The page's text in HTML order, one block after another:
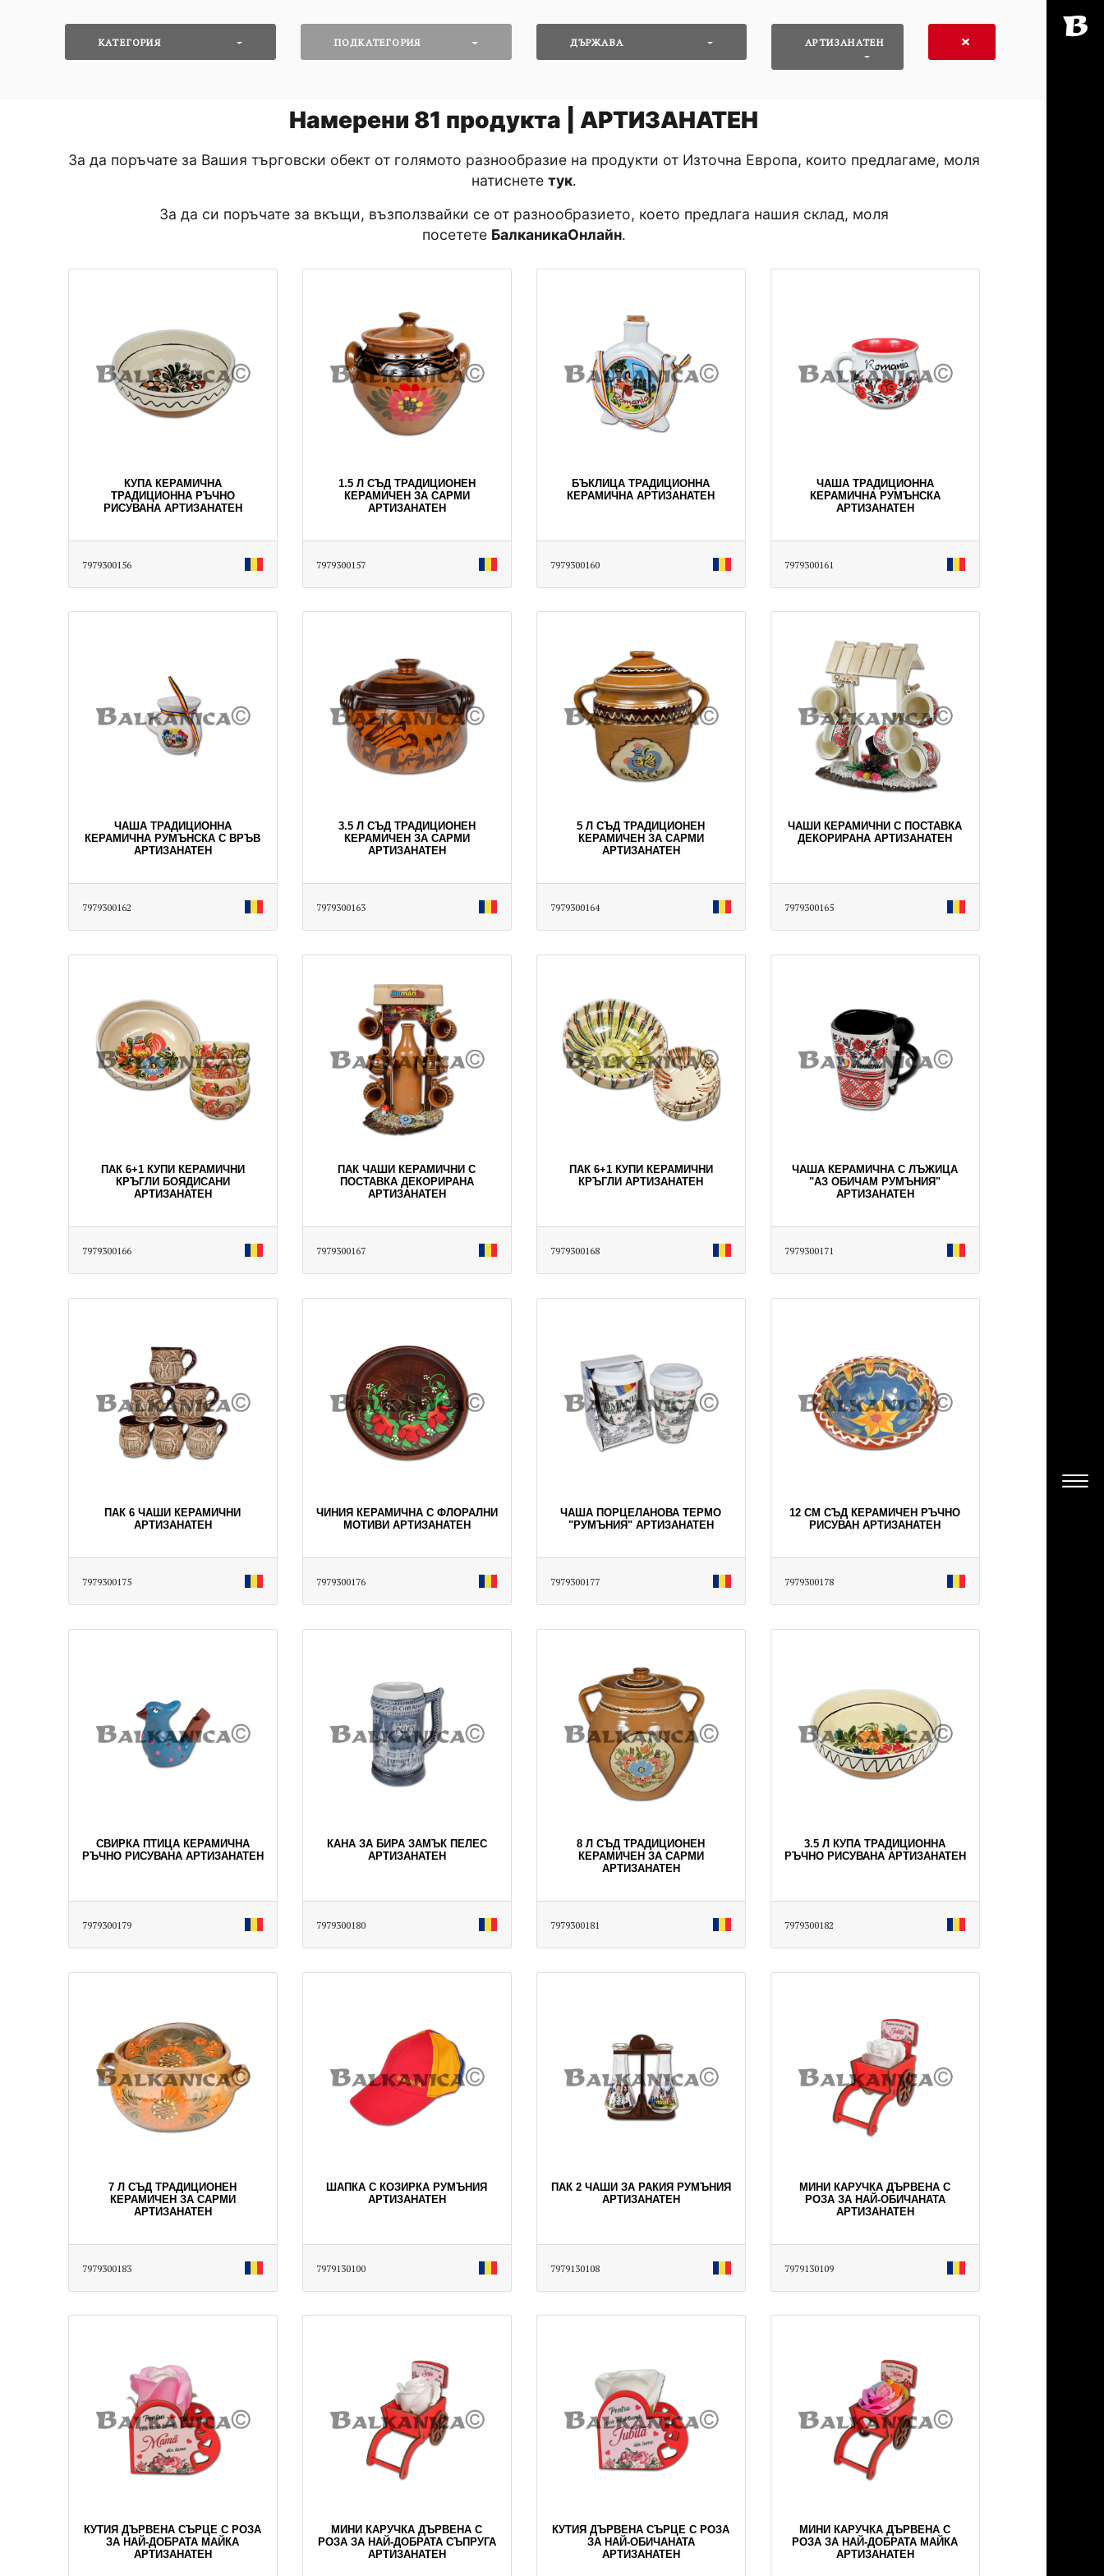
КАТЕГОРИЯ ПОДКАТЕГОРИЯ ДЪРЖАВА АРТИЗАНАТЕН
Намерени 81 продукта | АРТИЗАНАТЕН
За да поръчате за Вашия търговски обект от голямото разнообразие на продукти от Източна Европа, които предлагаме, моля
натиснете тук․
За да си поръчате за вкъщи, възползвайки се от разнообразието, което предлага нашия склад, моля
посетете БалканикаОнлайн․
КУПА КЕРАМИЧНА
ТРАДИЦИОННА РЪЧНО
РИСУВАНА АРТИЗАНАТЕН
7979300156
1.5 Л СЪД ТРАДИЦИОНЕН
КЕРАМИЧЕН ЗА САРМИ
АРТИЗАНАТЕН
7979300157
БЪКЛИЦА ТРАДИЦИОННА
КЕРАМИЧНА АРТИЗАНАТЕН
7979300160
ЧАША ТРАДИЦИОННА
КЕРАМИЧНА РУМЪНСКА
АРТИЗАНАТЕН
7979300161
ЧАША ТРАДИЦИОННА
КЕРАМИЧНА РУМЪНСКА С ВРЪВ
АРТИЗАНАТЕН
7979300162
3.5 Л СЪД ТРАДИЦИОНЕН
КЕРАМИЧЕН ЗА САРМИ
АРТИЗАНАТЕН
7979300163
5 Л СЪД ТРАДИЦИОНЕН
КЕРАМИЧЕН ЗА САРМИ
АРТИЗАНАТЕН
7979300164
ЧАШИ КЕРАМИЧНИ С ПОСТАВКА
ДЕКОРИРАНА АРТИЗАНАТЕН
7979300165
ПАК 6+1 КУПИ КЕРАМИЧНИ
КРЪГЛИ БОЯДИСАНИ
АРТИЗАНАТЕН
7979300166
ПАК ЧАШИ КЕРАМИЧНИ С
ПОСТАВКА ДЕКОРИРАНА
АРТИЗАНАТЕН
7979300167
ПАК 6+1 КУПИ КЕРАМИЧНИ
КРЪГЛИ АРТИЗАНАТЕН
7979300168
ЧАША КЕРАМИЧНА С ЛЪЖИЦА
"АЗ ОБИЧАМ РУМЪНИЯ"
АРТИЗАНАТЕН
7979300171
ПАК 6 ЧАШИ КЕРАМИЧНИ
АРТИЗАНАТЕН
7979300175
ЧИНИЯ КЕРАМИЧНА С ФЛОРАЛНИ
МОТИВИ АРТИЗАНАТЕН
7979300176
ЧАША ПОРЦЕЛАНОВА ТЕРМО
"РУМЪНИЯ" АРТИЗАНАТЕН
7979300177
12 СМ СЪД КЕРАМИЧЕН РЪЧНО
РИСУВАН АРТИЗАНАТЕН
7979300178
СВИРКА ПТИЦА КЕРАМИЧНА
РЪЧНО РИСУВАНА АРТИЗАНАТЕН
7979300179
КАНА ЗА БИРА ЗАМЪК ПЕЛЕС
АРТИЗАНАТЕН
7979300180
8 Л СЪД ТРАДИЦИОНЕН
КЕРАМИЧЕН ЗА САРМИ
АРТИЗАНАТЕН
7979300181
3.5 Л КУПА ТРАДИЦИОННА
РЪЧНО РИСУВАНА АРТИЗАНАТЕН
7979300182
7 Л СЪД ТРАДИЦИОНЕН
КЕРАМИЧЕН ЗА САРМИ
АРТИЗАНАТЕН
7979300183
ШАПКА С КОЗИРКА РУМЪНИЯ
АРТИЗАНАТЕН
7979130100
ПАК 2 ЧАШИ ЗА РАКИЯ РУМЪНИЯ
АРТИЗАНАТЕН
7979130108
МИНИ КАРУЧКА ДЪРВЕНА С
РОЗА ЗА НАЙ-ОБИЧАНАТА
АРТИЗАНАТЕН
7979130109
КУТИЯ ДЪРВЕНА СЪРЦЕ С РОЗА
ЗА НАЙ-ДОБРАТА МАЙКА
АРТИЗАНАТЕН
МИНИ КАРУЧКА ДЪРВЕНА С
РОЗА ЗА НАЙ-ДОБРАТА СЪПРУГА
АРТИЗАНАТЕН
КУТИЯ ДЪРВЕНА СЪРЦЕ С РОЗА
ЗА НАЙ-ОБИЧАНАТА
АРТИЗАНАТЕН
МИНИ КАРУЧКА ДЪРВЕНА С
РОЗА ЗА НАЙ-ДОБРАТА МАЙКА
АРТИЗАНАТЕН